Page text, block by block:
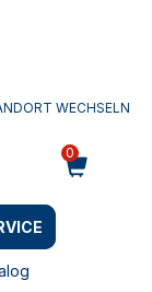
WECHSELN
0